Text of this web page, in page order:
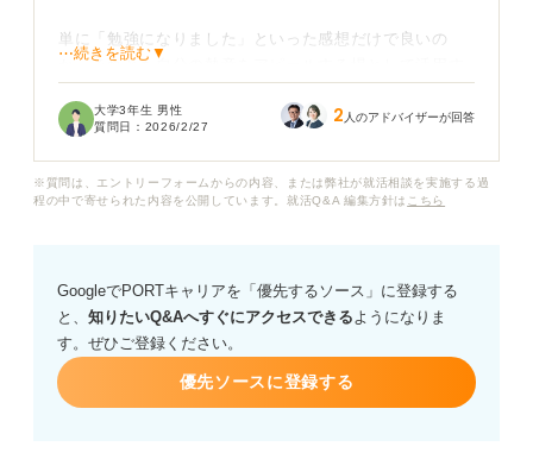
単に「勉強になりました」といった感想だけで良いの
か、それとも自分の熱意をアピールする場として活用す
書くべきか、いつも筆が止まってしまいます。
かと考えると、自分だけ内容が薄くて評価を下げてしま
に意識すべき具体的なポイントについてアドバイスをお
願いします。
⋯続きを読む▼
大学3年生 男性
質問日： 2026/2/27 2 人のアドバイザーが回答
※質問は、エントリーフォームからの内容、または弊社が就活相談を実施する過
程の中で寄せられた内容を公開しています。就活Q&A 編集方針は こちら
GoogleでPORTキャリアを「優先するソース」に登録する
と、 知りたいQ&Aへすぐにアクセスできるようになりま
す。ぜひご登録ください。
優先ソースに登録する